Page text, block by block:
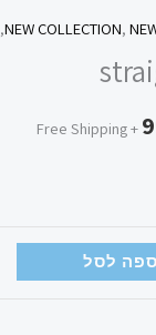
NEW COLLECTION,
,
+ Free Shipping
לסל